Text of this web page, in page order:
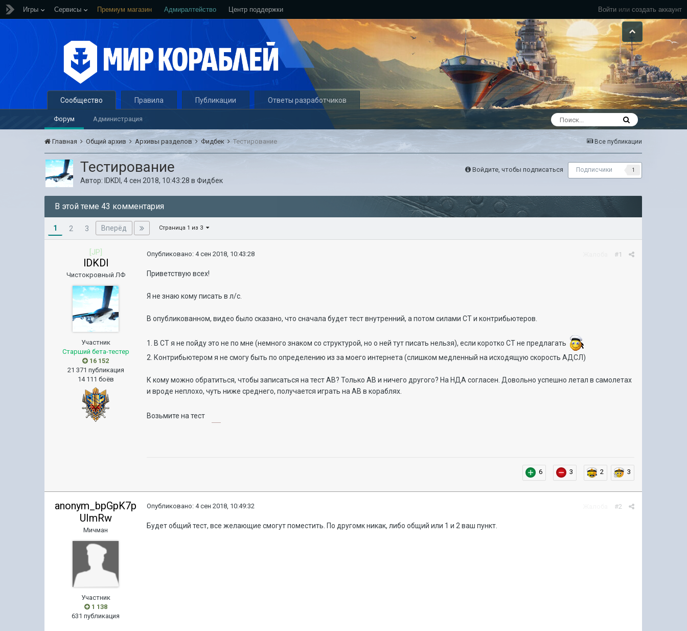
Войти или создать аккаунт
Игры Сервисы Премиум магазин Адмиралтейство Центр поддержки
Сообщество
Форум Администрация
Правила Публикации Ответы разработчиков
Все публикации
Главная Общий архив Архивы разделов Фидбек Тестирование
Войдите, чтобы подписаться Подписчики 1
Тестирование
Автор: lDKDl,4 сен 2018, 10:43:28 вФидбек
В этой теме 43 комментария
1 2 3 Вперёд Страница 1 из 3
[JP]
lDKDl
Чистокровный ЛФ
Участник
Старший бета-тестер
16 152
21 371 публикация
14 111 боёв
#1
Опубликовано:4 сен 2018, 10:43:28
Приветствую всех!
Я не знаю кому писать в л/с.
В опубликованном, видео было сказано, что сначала будет тест внутренний, а потом силами СТ и контрибьютеров.
1. В СТ я не пойду это не по мне (немного знаком со структурой, но о ней тут писать нельзя), если коротко СТ не предлагать
2. Контрибьютером я не смогу быть по определению из за моего интернета (слишком медленный на исходящую скорость АДСЛ)
К кому можно обратиться, чтобы записаться на тест АВ? Только АВ и ничего другого? На НДА согласен. Довольно успешно летал в самолетах
и вроде неплохо, чуть ниже среднего, получается играть на АВ в кораблях.
Возьмите на тест
6 3 2 3
anonym_bpGpK7p
UImRw
Мичман
Участник
1 138
631 публикация
#2
Опубликовано:4 сен 2018, 10:49:32
Будет общий тест, все желающие смогут поместить. По другомк никак, либо общий или 1 и 2 ваш пункт.